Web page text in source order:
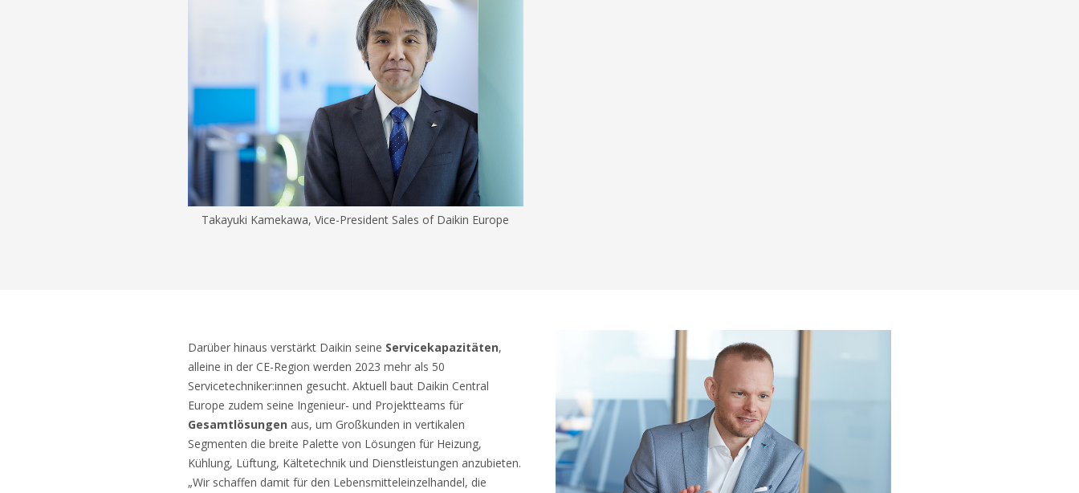
Takayuki Kamekawa, Vice-President Sales of Daikin Europe
Darüber hinaus verstärkt Daikin seine Servicekapazitäten,
alleine in der CE-Region werden 2023 mehr als 50
Servicetechniker:innen gesucht. Aktuell baut Daikin Central
Europe zudem seine Ingenieur- und Projektteams für
Gesamtlösungen aus, um Großkunden in vertikalen
Segmenten die breite Palette von Lösungen für Heizung,
Kühlung, Lüftung, Kältetechnik und Dienstleistungen anzubieten.
„Wir schaffen damit für den Lebensmitteleinzelhandel, die